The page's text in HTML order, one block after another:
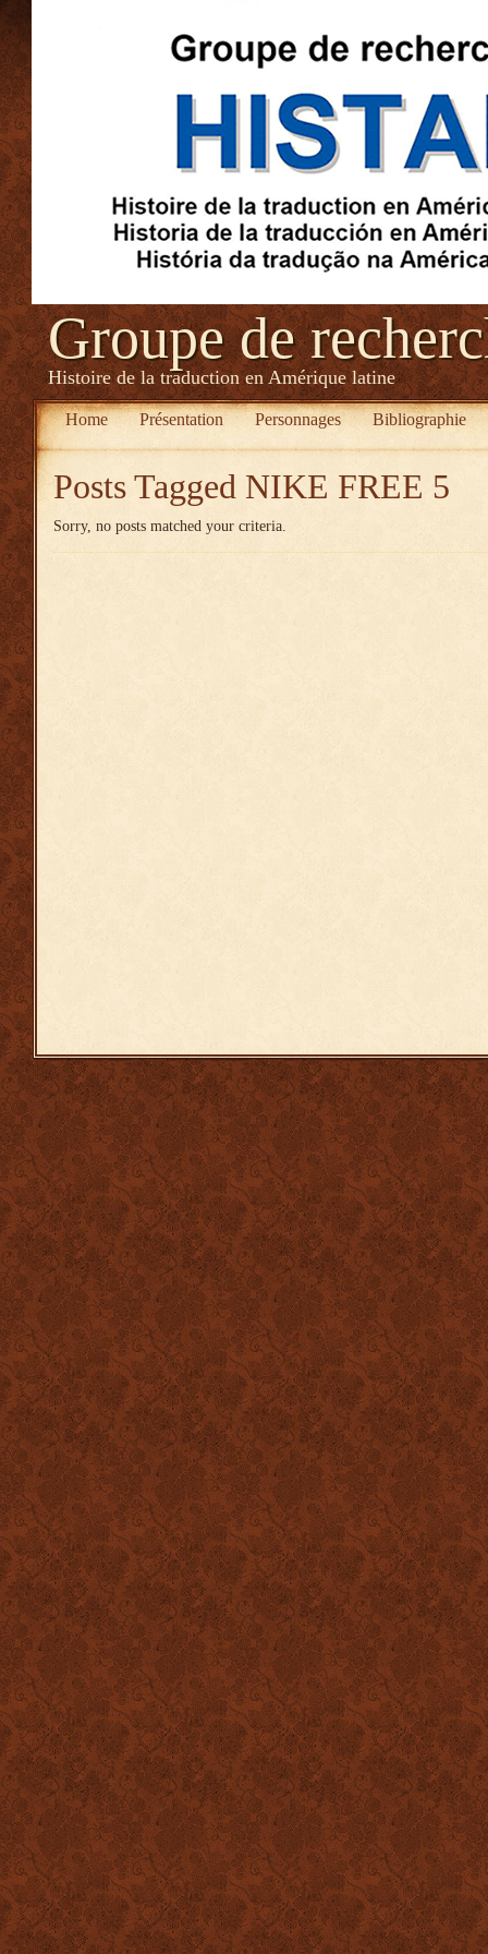
Groupe de
Histoire de la traduction en Amérique latine
Home Présentation Personnages Bibliographie
Posts Tagged NIKE FREE 5
Sorry, no posts matched your criteria.